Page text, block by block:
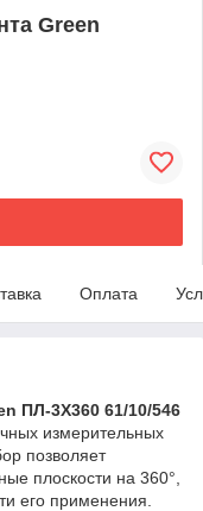
Green
Оплата
ПЛ-3Х360 61/10/546
измерительных
позволяет
плоскости на 360°,
его применения.